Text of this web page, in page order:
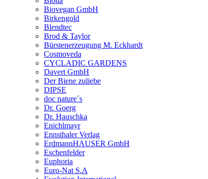
Biovegan GmbH
Birkengold
Blendtec
Brod & Taylor
Bürstenerzeugung M. Eckhardt
Cosmoveda
CYCLADIC GARDENS
Davert GmbH
Der Biene zuliebe
DIPSE
doc nature´s
Dr. Goerg
Dr. Hauschka
Enichlmayr
Ennsthaler Verlag
ErdmannHAUSER GmbH
Eschenfelder
Euphoria
Euro-Nat S.A